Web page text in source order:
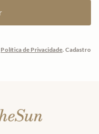
Política de Privacidade. Cadastro